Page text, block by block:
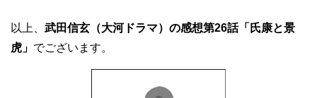
以上、 武田信玄（大河ドラマ）の感想第26話「氏康と景
虎」 でございます。